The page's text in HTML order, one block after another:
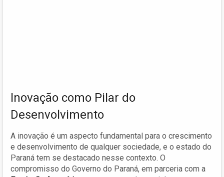
Inovação como Pilar do
Desenvolvimento
A inovação é um aspecto fundamental para o crescimento
e desenvolvimento de qualquer sociedade, e o estado do
Paraná tem se destacado nesse contexto. O
compromisso do Governo do Paraná, em parceria com a